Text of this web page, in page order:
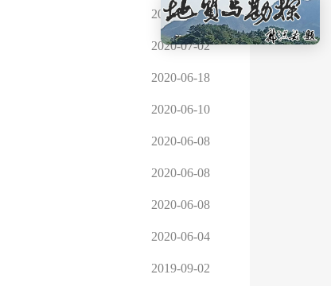
2021-06-09
2020-07-02
2020-06-18
2020-06-10
2020-06-08
2020-06-08
2020-06-08
2020-06-04
2019-09-02